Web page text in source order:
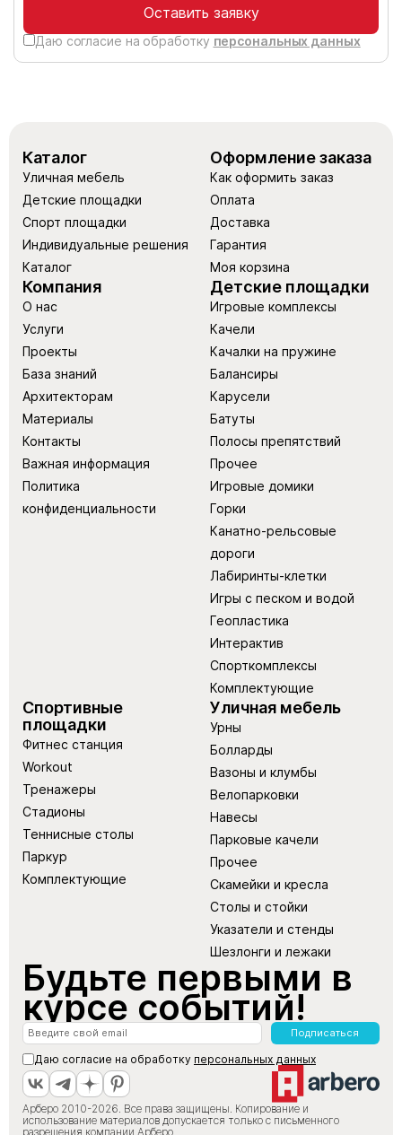
Оставить заявку
Даю согласие на обработку персональных данных
Каталог
Уличная мебель
Детские площадки
Спорт площадки
Индивидуальные решения
Каталог
Оформление заказа
Как оформить заказ
Оплата
Доставка
Гарантия
Моя корзина
Компания
О нас
Услуги
Проекты
База знаний
Архитекторам
Материалы
Контакты
Важная информация
Политика
конфиденциальности
Детские площадки
Игровые комплексы
Качели
Качалки на пружине
Балансиры
Карусели
Батуты
Полосы препятствий
Прочее
Игровые домики
Горки
Канатно-рельсовые
дороги
Лабиринты-клетки
Игры с песком и водой
Геопластика
Интерактив
Спорткомплексы
Комплектующие
Спортивные
площадки
Фитнес станция
Workout
Тренажеры
Стадионы
Теннисные столы
Паркур
Комплектующие
Уличная мебель
Урны
Болларды
Вазоны и клумбы
Велопарковки
Навесы
Парковые качели
Прочее
Скамейки и кресла
Столы и стойки
Указатели и стенды
Шезлонги и лежаки
Будьте первыми в
курсе событий!
Подписаться
Даю согласие на обработку персональных данных
Арберо 2010-2026. Все права защищены. Копирование и
использование материалов допускается только с письменного
разрешения компании Арберо